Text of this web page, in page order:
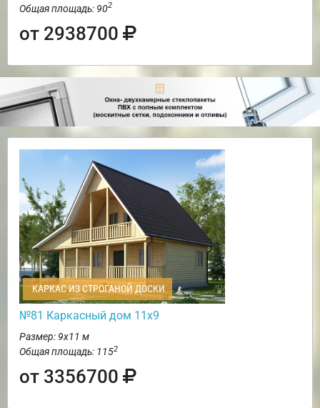
Общая площадь: 902
от 2938700
КАРКАС ИЗ СТРОГАНОЙ ДОСКИ
№81 Каркасный дом 11х9
Размер: 9х11 м
Общая площадь: 1152
от 3356700